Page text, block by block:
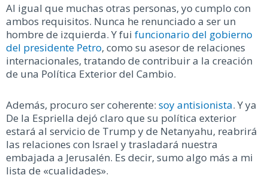
Al igual que muchas otras personas, yo cumplo con
ambos requisitos. Nunca he renunciado a ser un
hombre de izquierda. Y fui funcionario del gobierno
del presidente Petro, como su asesor de relaciones
internacionales, tratando de contribuir a la creación
de una Política Exterior del Cambio.
Además, procuro ser coherente: soy antisionista. Y ya
De la Espriella dejó claro que su política exterior
estará al servicio de Trump y de Netanyahu, reabrirá
las relaciones con Israel y trasladará nuestra
embajada a Jerusalén. Es decir, sumo algo más a mi
lista de «cualidades».